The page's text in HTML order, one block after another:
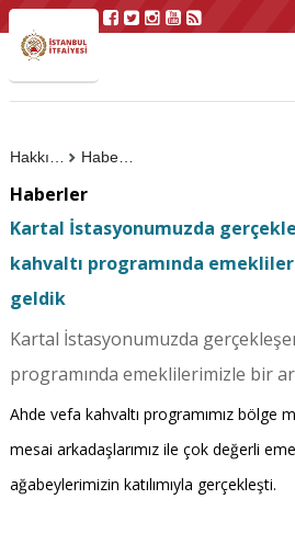
Haberler
Haberler
Kartal İstasyonumuzda
kahvaltı programında
geldik
Kartal İstasyonumuzda
programında emeklilerimizle bir
Ahde vefa kahvaltı programımız bölge
mesai arkadaşlarımız ile çok değerli
ağabeylerimizin katılımıyla gerçekleşti.